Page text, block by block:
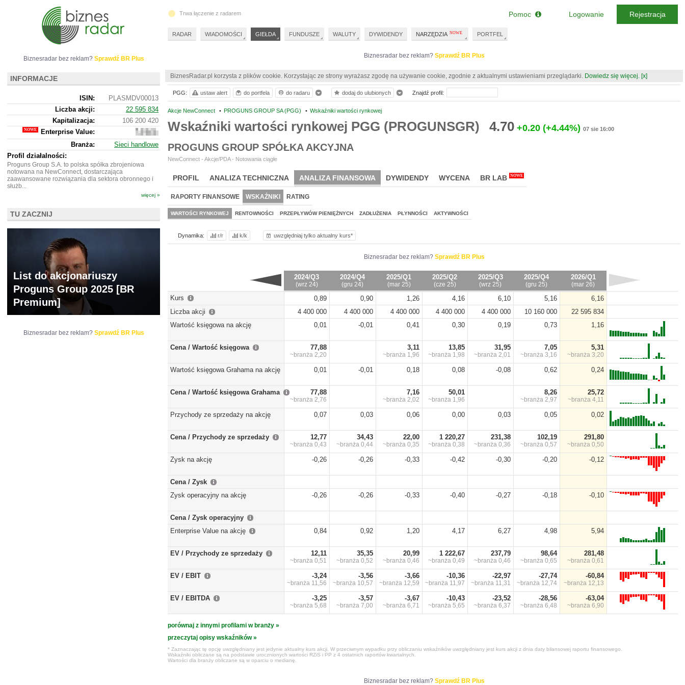
Biznesradar bez reklam? Sprawdź BR Plus
BiznesRadar.pl korzysta z plików cookie. Korzystając ze strony wyrażasz zgodę na używanie cookie, zgodnie z aktualnymi ustawieniami przeglądarki. Dowiedz się więcej. [x]
Akcje NewConnect • PROGUNS GROUP SA (PGG) • Wskaźniki wartości rynkowej
Wskaźniki wartości rynkowej PGG (PROGUNSGR) 4.70 +0.20 (+4.44%) 07 sie 16:00
PROGUNS GROUP SPÓŁKA AKCYJNA
NewConnect - Akcje/PDA - Notowania ciągłe
PROFIL ANALIZA TECHNICZNA ANALIZA FINANSOWA DYWIDENDY WYCENA BR LAB NOWE
RAPORTY FINANSOWE WSKAŹNIKI RATING
WARTOŚCI RYNKOWEJ RENTOWNOŚCI PRZEPŁYWÓW PIENIĘŻNYCH ZADŁUŻENIA PŁYNNOŚCI AKTYWNOŚCI
Dynamika: r/r k/k uwzględniaj tylko aktualny kurs*
Biznesradar bez reklam? Sprawdź BR Plus
2024/Q3
(wrz 24)
2024/Q4
(gru 24)
2025/Q1
(mar 25)
2025/Q2
(cze 25)
2025/Q3
(wrz 25)
2025/Q4
(gru 25)
2026/Q1
(mar 26)
Kurs 0,89 0,90 1,26 4,16 6,10 5,16
6,16
Liczba akcji
4 400 000 4 400 000 4 400 000 4 400 000 4 400 000 10 160 000
22 595 834
Wartość księgowa na akcję
0,01 -0,01 0,41 0,30 0,19 0,73 1,16
Cena / Wartość księgowa 77,88
~branża 2,20
3,11
~branża 1,96
13,85
~branża 1,98
31,95
~branża 2,01
7,05
~branża 3,16
5,31
~branża 3,20
Wartość księgowa Grahama na akcję 0,01 -0,01 0,18 0,08 -0,08 0,62 0,24
Cena / Wartość księgowa Grahama 77,88
~branża 2,76
7,16
~branża 2,02
50,01
~branża 1,96
8,26
~branża 2,97
25,72
~branża 4,11
Przychody ze sprzedaży na akcję 0,07 0,03 0,06 0,00 0,03 0,05 0,02
Cena / Przychody ze sprzedaży 12,77
~branża 0,43
34,43
~branża 0,44
22,00
~branża 0,35
1 220,27
~branża 0,38
231,38
~branża 0,36
102,19
~branża 0,57
291,80
~branża 0,50
Zysk na akcję -0,26 -0,26 -0,33 -0,42 -0,30 -0,20 -0,12
Cena / Zysk
Zysk operacyjny na akcję
-0,26 -0,26 -0,33 -0,40 -0,27 -0,18 -0,10
Cena / Zysk operacyjny
Enterprise Value na akcję
0,84 0,92 1,20 4,17 6,27 4,98 5,94
EV / Przychody ze sprzedaży 12,11
~branża 0,51
35,35
~branża 0,52
20,99
~branża 0,46
1 222,67
~branża 0,49
237,79
~branża 0,46
98,64
~branża 0,65
281,48
~branża 0,61
EV / EBIT -3,24
~branża 11,56
-3,56
~branża 10,57
-3,66
~branża 12,59
-10,36
~branża 11,97
-22,97
~branża 11,31
-27,74
~branża 12,74
-60,84
~branża 12,13
EV / EBITDA -3,25
~branża 5,68
-3,57
~branża 7,00
-3,67
~branża 6,71
-10,43
~branża 5,65
-23,52
~branża 6,37
-28,56
~branża 6,48
-63,04
~branża 6,90
porównaj z innymi profilami w branży »
przeczytaj opisy wskaźników »
* Zaznaczając tę opcję uwzględniany jest jedynie aktualny kurs akcji. W przeciwnym wypadku przy obliczaniu wskaźników uwzględniany jest kurs akcji z dnia daty bilansowej raportu finansowego.
Wskaźniki obliczane są na podstawie urocznionych wartości RZiS i PP z 4 ostatnich raportów kwartalnych.
Wartości dla branży obliczane są w oparciu o medianę.
Biznesradar bez reklam? Sprawdź BR Plus
PGG: ustaw alert do portfela do radaru dodaj do ulubionych Znajdź profil:
Biznesradar bez reklam? Sprawdź BR Plus
INFORMACJE
ISIN:
PLASMDV00013
Liczba akcji:
22 595 834
Kapitalizacja:
106 200 420
Enterprise Value:
101
277
420
Branża:
Sieci handlowe
Profil działalności:
Proguns Group S.A. to polska spółka zbrojeniowa
notowana na NewConnect, dostarczająca
zaawansowane rozwiązania dla sektora obronnego i
służb...
więcej »
TU ZACZNIJ
List do akcjonariuszy
Proguns Group 2025 [BR
Premium]
Biznesradar bez reklam? Sprawdź BR Plus
Trwa łączenie z radarem
RADAR WIADOMOŚCI GIEŁDA FUNDUSZE WALUTY DYWIDENDY NARZĘDZIA PORTFEL
Pomoc Logowanie Rejestracja